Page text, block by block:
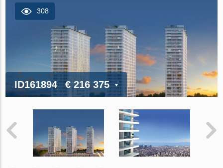
308
ID161894 € 216 375